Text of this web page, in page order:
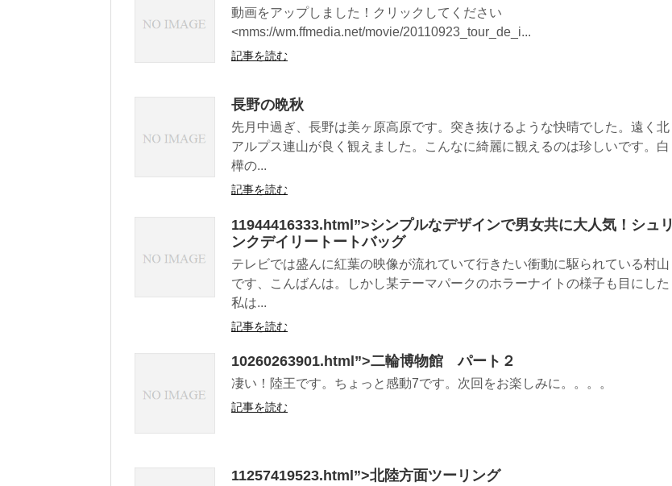
動画をアップしました！クリックしてください
<mms://wm.ffmedia.net/movie/20110923_tour_de_i...
記事を読む
長野の晩秋
先月中過ぎ、長野は美ヶ原高原です。突き抜けるような快晴でした。遠く北
アルプス連山が良く観えました。こんなに綺麗に観えるのは珍しいです。白
樺の...
記事を読む
11944416333.html”>シンプルなデザインで男女共に大人気！シュリ
ンクデイリートートバッグ
テレビでは盛んに紅葉の映像が流れていて行きたい衝動に駆られている村山
です、こんばんは。しかし某テーマパークのホラーナイトの様子も目にした
私は...
記事を読む
10260263901.html”>二輪博物館 パート２
凄い！陸王です。ちょっと感動7です。次回をお楽しみに。。。。
記事を読む
11257419523.html”>北陸方面ツーリング